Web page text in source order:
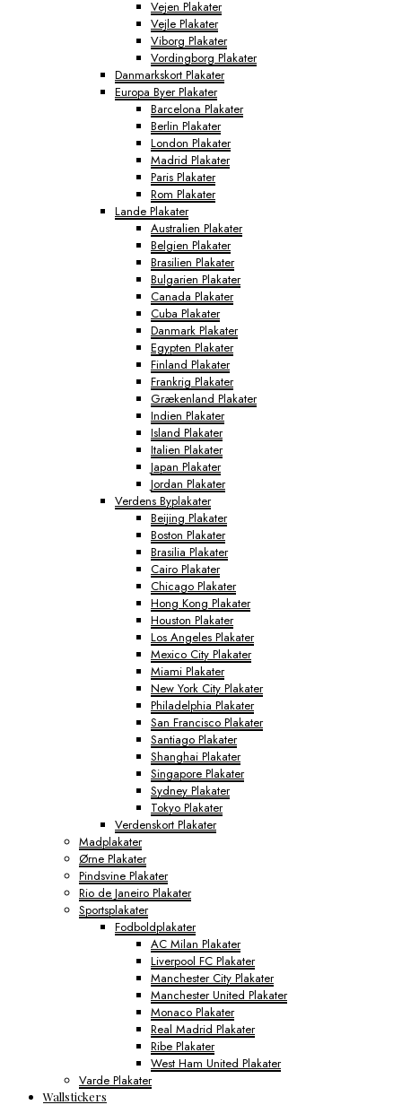
Vejen Plakater
Vejle Plakater
Viborg Plakater
Vordingborg Plakater
Danmarkskort Plakater
Europa Byer Plakater
Barcelona Plakater
Berlin Plakater
London Plakater
Madrid Plakater
Paris Plakater
Rom Plakater
Lande Plakater
Australien Plakater
Belgien Plakater
Brasilien Plakater
Bulgarien Plakater
Canada Plakater
Cuba Plakater
Danmark Plakater
Egypten Plakater
Finland Plakater
Frankrig Plakater
Grækenland Plakater
Indien Plakater
Island Plakater
Italien Plakater
Japan Plakater
Jordan Plakater
Verdens Byplakater
Beijing Plakater
Boston Plakater
Brasilia Plakater
Cairo Plakater
Chicago Plakater
Hong Kong Plakater
Houston Plakater
Los Angeles Plakater
Mexico City Plakater
Miami Plakater
New York City Plakater
Philadelphia Plakater
San Francisco Plakater
Santiago Plakater
Shanghai Plakater
Singapore Plakater
Sydney Plakater
Tokyo Plakater
Verdenskort Plakater
Madplakater
Ørne Plakater
Pindsvine Plakater
Rio de Janeiro Plakater
Sportsplakater
Fodboldplakater
AC Milan Plakater
Liverpool FC Plakater
Manchester City Plakater
Manchester United Plakater
Monaco Plakater
Real Madrid Plakater
Ribe Plakater
West Ham United Plakater
Varde Plakater
Wallstickers